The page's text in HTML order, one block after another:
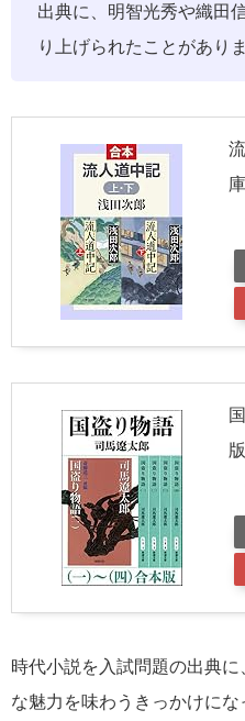
出典に、明智光秀や織田
り上げられたことがあり
時代小説を入試問題の出典
な魅力を味わうきっかけに